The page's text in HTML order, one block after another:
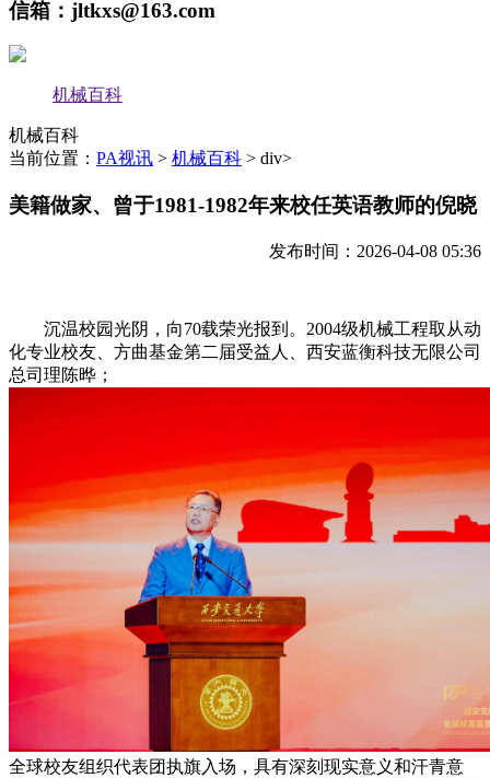
信箱：jltkxs@163.com
机械百科
机械百科
当前位置： PA视讯 > 机械百科 > div>
美籍做家、曾于1981-1982年来校任英语教师的倪晓
发布时间：2026-04-08 05:36
沉温校园光阴，向70载荣光报到。2004级机械工程取从动
化专业校友、方曲基金第二届受益人、西安蓝衡科技无限公司
总司理陈晔；
全球校友组织代表团执旗入场，具有深刻现实意义和汗青意